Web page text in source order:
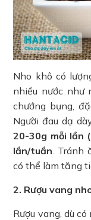
Nho khô có
nhiều nước như
chướng bụng,
Người đau dạ
20-30g mỗi lần
lần/tuần. Tránh
có thể làm tăng
2. Rượu vang
Rượu vang, dù